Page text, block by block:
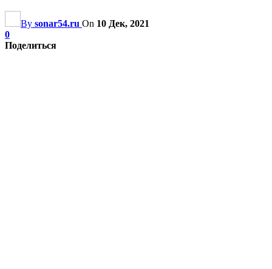
By sonar54.ru On 10 Дек, 2021
0
Поделиться